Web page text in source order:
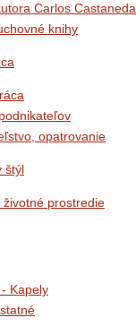
Carlos Castaneda
knihy
opatrovanie
štýl
životné prostredie
Kapely